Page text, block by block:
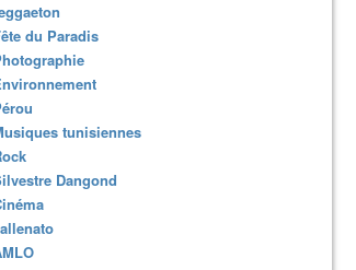
du Paradis
tunisiennes
Dangond